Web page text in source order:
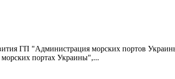
ГП "Администрация морских портов
портах Украины",...